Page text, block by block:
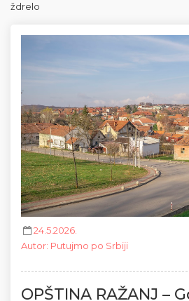
ždrelo
24.5.2026.
Autor: Putujmo po Srbiji
OPŠTINA RAŽANJ –